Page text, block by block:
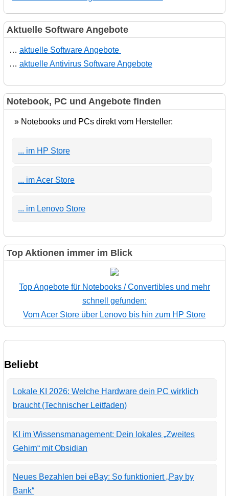
Aktuelle Software Angebote
… aktuelle Software Angebote
… aktuelle Antivirus Software Angebote
Notebook, PC und Angebote finden
» Notebooks und PCs direkt vom Hersteller:
... im HP Store
... im Acer Store
... im Lenovo Store
Top Aktionen immer im Blick
Top Angebote für Notebooks / Convertibles und mehr
schnell gefunden:
Vom Acer Store über Lenovo bis hin zum HP Store
Beliebt
Lokale KI 2026: Welche Hardware dein PC wirklich
braucht (Technischer Leitfaden)
KI im Wissensmanagement: Dein lokales „Zweites
Gehirn“ mit Obsidian
Neues Bezahlen bei eBay: So funktioniert „Pay by
Bank“